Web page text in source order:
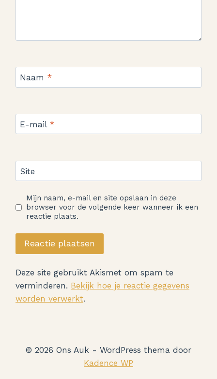
Naam *
E-mail *
Site
Mijn naam, e-mail en site opslaan in deze
browser voor de volgende keer wanneer ik een
reactie plaats.
Deze site gebruikt Akismet om spam te
verminderen. Bekijk hoe je reactie gegevens
worden verwerkt.
© 2026 Ons Auk - WordPress thema door
Kadence WP